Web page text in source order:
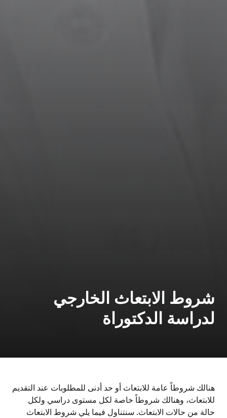
شروط الابتعاث الخارجي
لدراسة الدكتوراة
هنالك شروطاً عامة للابتعاث أو حد أدنى للمطلوبات عند التقديم
للابتعاث، وهنالك شروطاً خاصة لكل مستوى دراسي ولكل
حالة من حالات الابتعاث. سنتناول فيما يلي شروط الابتعاث